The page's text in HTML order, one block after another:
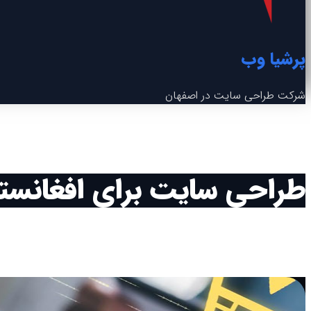
پرشیا وب
شرکت طراحی سایت در اصفهان
طراحی سایت برای